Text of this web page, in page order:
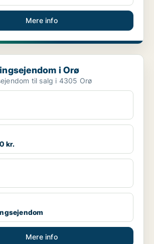
Mere info
i Orø
i Orø
til salg i 4305 Orø
kr.
Mere info